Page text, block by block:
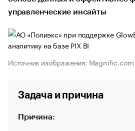
управленческие инсайты
Источник изображения: Magnific.com
Задача и причина
Причина: